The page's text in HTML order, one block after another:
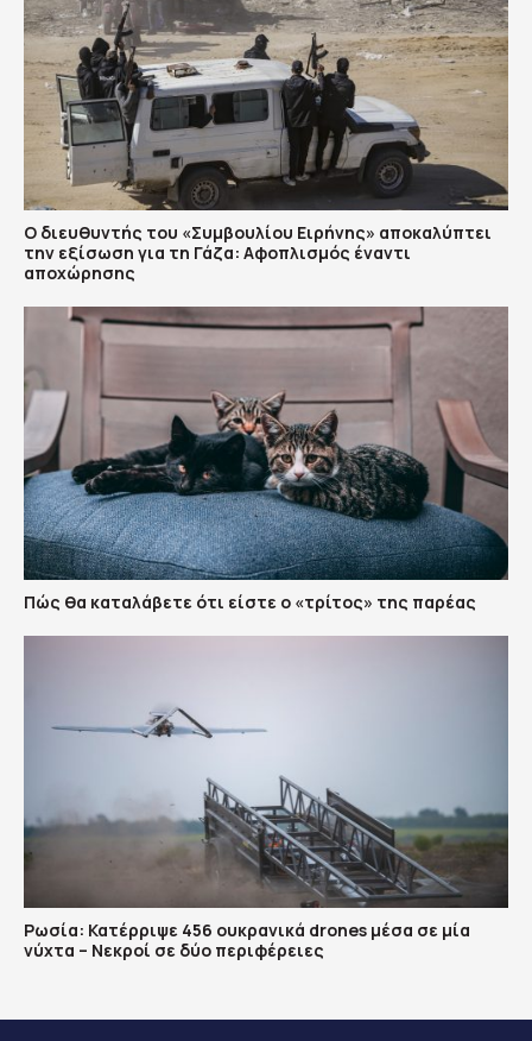
Ο διευθυντής του «Συμβουλίου Ειρήνης» αποκαλύπτει
την εξίσωση για τη Γάζα: Αφοπλισμός έναντι
αποχώρησης
Πώς θα καταλάβετε ότι είστε ο «τρίτος» της παρέας
Ρωσία: Κατέρριψε 456 ουκρανικά drones μέσα σε μία
νύχτα – Νεκροί σε δύο περιφέρειες